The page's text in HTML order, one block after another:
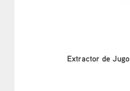
Extractor de